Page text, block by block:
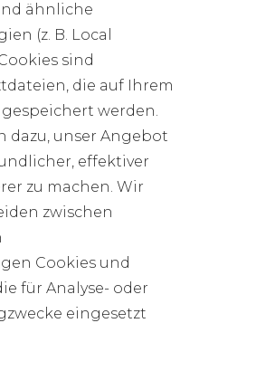
ähnliche
(z. B. Local
sind
die auf Ihrem
werden.
dazu, unser Angebot
effektiver
zu machen. Wir
zwischen
Cookies und
für Analyse- oder
eingesetzt